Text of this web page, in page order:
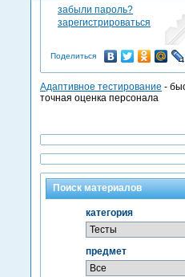
забыли пароль?
зарегистрироваться
Поделиться
Адаптивное тестирование -
точная оценка персонала
Поиск материалов
категория
предмет